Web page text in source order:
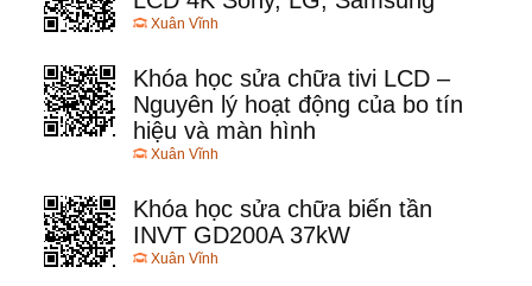
Xuân Vĩnh
Khóa học sửa chữa tivi LCD –
Nguyên lý hoạt động của bo tín
hiệu và màn hình
Xuân Vĩnh
Khóa học sửa chữa biến tần
INVT GD200A 37kW
Xuân Vĩnh